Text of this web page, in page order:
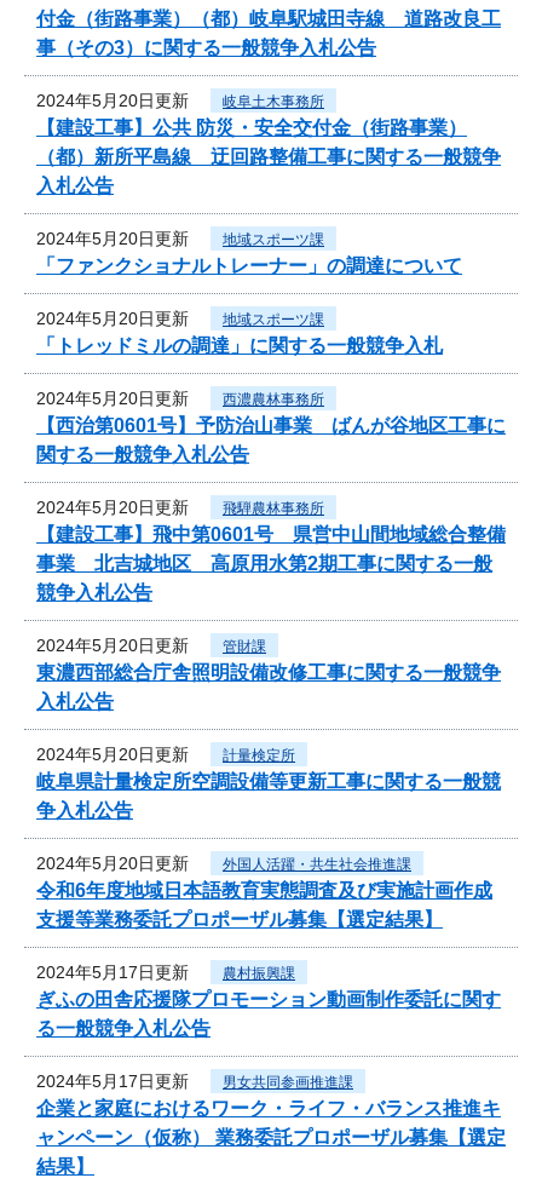
付金（街路事業）（都）岐阜駅城田寺線 道路改良工
事（その3）に関する一般競争入札公告
2024年5月20日更新 岐阜土木事務所
【建設工事】公共 防災・安全交付金（街路事業）
（都）新所平島線 迂回路整備工事に関する一般競争
入札公告
2024年5月20日更新 地域スポーツ課
「ファンクショナルトレーナー」の調達について
2024年5月20日更新 地域スポーツ課
「トレッドミルの調達」に関する一般競争入札
2024年5月20日更新 西濃農林事務所
【西治第0601号】予防治山事業 ばんが谷地区工事に
関する一般競争入札公告
2024年5月20日更新 飛騨農林事務所
【建設工事】飛中第0601号 県営中山間地域総合整備
事業 北吉城地区 高原用水第2期工事に関する一般
競争入札公告
2024年5月20日更新 管財課
東濃西部総合庁舎照明設備改修工事に関する一般競争
入札公告
2024年5月20日更新 計量検定所
岐阜県計量検定所空調設備等更新工事に関する一般競
争入札公告
2024年5月20日更新 外国人活躍・共生社会推進課
令和6年度地域日本語教育実態調査及び実施計画作成
支援等業務委託プロポーザル募集【選定結果】
2024年5月17日更新 農村振興課
ぎふの田舎応援隊プロモーション動画制作委託に関す
る一般競争入札公告
2024年5月17日更新 男女共同参画推進課
企業と家庭におけるワーク・ライフ・バランス推進キ
ャンペーン（仮称） 業務委託プロポーザル募集【選定
結果】